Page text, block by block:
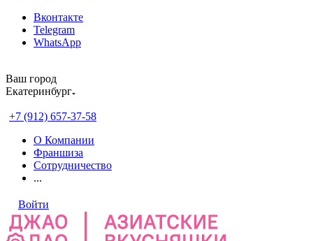
Вконтакте
Telegram
WhatsApp
Ваш город
Екатеринбург
+7 (912) 657-37-58
О Компании
Франшиза
Сотрудничество
...
Войти